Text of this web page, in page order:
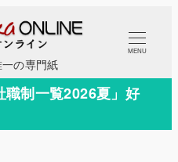
の専門紙
MENU
制一覧2026夏」好